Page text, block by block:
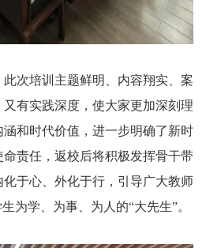
次培训主题鲜明、内容翔实、案
有实践深度，使大家更加深刻理
和时代价值，进一步明确了新时
责任，返校后将积极发挥骨干带
于心、外化于行，引导广大教师
为学、为事、为人的“大先生”。